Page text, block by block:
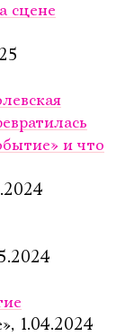
сцене
и что
1.04.2024